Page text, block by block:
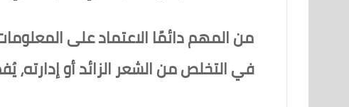
من المهم دائمًا الاعتماد على
في التخلص من الشعر الزائد أو إدارته،